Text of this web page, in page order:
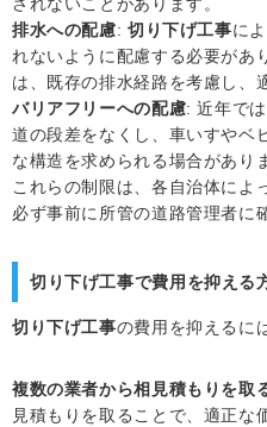
排水への配慮: 切り下げ工事に
れないように配慮する必要があ
は、既存の排水経路を考慮し、
バリアフリーへの配慮: 近年で
道の段差をなくし、車いすやベ
な構造を求められる場合があり
これらの制限は、各自治体によ
必ず事前に所管の道路管理者に
切り下げ工事で費用を抑える
切り下げ工事の費用を抑えるに
複数の業者から相見積もりを取
見積もりを取ることで、適正な